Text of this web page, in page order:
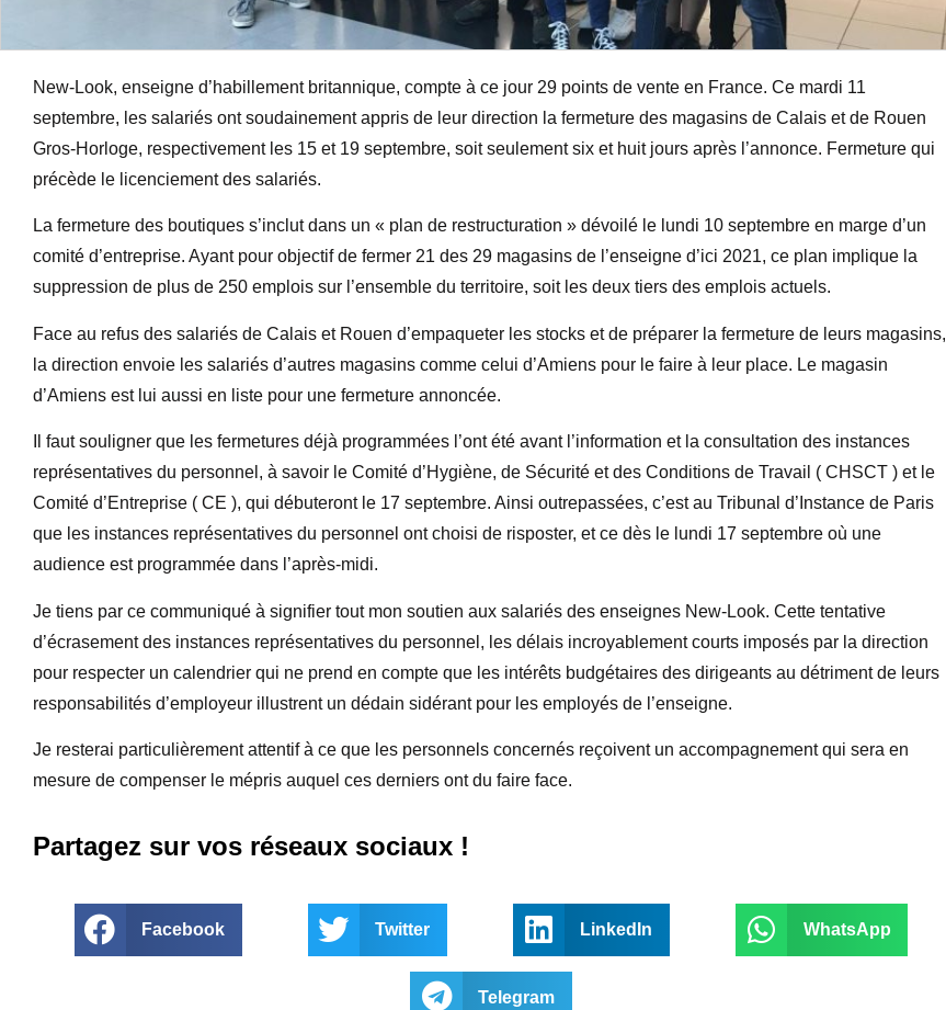
New-Look, enseigne d’habillement britannique, compte à ce jour 29 points de vente en France. Ce mardi 11
septembre, les salariés ont soudainement appris de leur direction la fermeture des magasins de Calais et de Rouen
Gros-Horloge, respectivement les 15 et 19 septembre, soit seulement six et huit jours après l’annonce. Fermeture qui
précède le licenciement des salariés.
La fermeture des boutiques s’inclut dans un « plan de restructuration » dévoilé le lundi 10 septembre en marge d’un
comité d’entreprise. Ayant pour objectif de fermer 21 des 29 magasins de l’enseigne d’ici 2021, ce plan implique la
suppression de plus de 250 emplois sur l’ensemble du territoire, soit les deux tiers des emplois actuels.
Face au refus des salariés de Calais et Rouen d’empaqueter les stocks et de préparer la fermeture de leurs magasins,
la direction envoie les salariés d’autres magasins comme celui d’Amiens pour le faire à leur place. Le magasin
d’Amiens est lui aussi en liste pour une fermeture annoncée.
Il faut souligner que les fermetures déjà programmées l’ont été avant l’information et la consultation des instances
représentatives du personnel, à savoir le Comité d’Hygiène, de Sécurité et des Conditions de Travail ( CHSCT ) et le
Comité d’Entreprise ( CE ), qui débuteront le 17 septembre. Ainsi outrepassées, c’est au Tribunal d’Instance de Paris
que les instances représentatives du personnel ont choisi de risposter, et ce dès le lundi 17 septembre où une
audience est programmée dans l’après-midi.
Je tiens par ce communiqué à signifier tout mon soutien aux salariés des enseignes New-Look. Cette tentative
d’écrasement des instances représentatives du personnel, les délais incroyablement courts imposés par la direction
pour respecter un calendrier qui ne prend en compte que les intérêts budgétaires des dirigeants au détriment de leurs
responsabilités d’employeur illustrent un dédain sidérant pour les employés de l’enseigne.
Je resterai particulièrement attentif à ce que les personnels concernés reçoivent un accompagnement qui sera en
mesure de compenser le mépris auquel ces derniers ont du faire face.
Partagez sur vos réseaux sociaux !
Facebook Twitter LinkedIn WhatsApp
Telegram